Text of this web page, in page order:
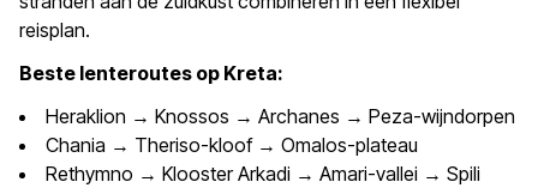
reisplan.
Beste lenteroutes op Kreta:
Heraklion → Knossos → Archanes → Peza-wijndorpen
Chania → Theriso-kloof → Omalos-plateau
Rethymno → Klooster Arkadi → Amari-vallei → Spili